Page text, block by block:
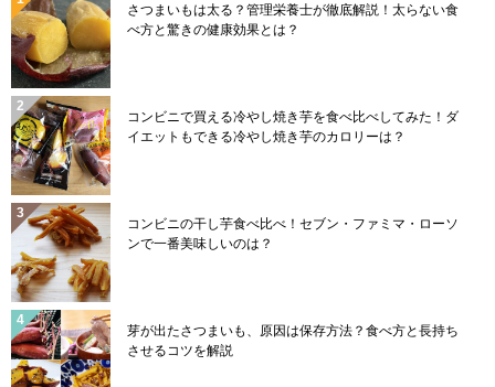
さつまいもは太る？管理栄養士が徹底解説！太らない食
べ方と驚きの健康効果とは？
コンビニで買える冷やし焼き芋を食べ比べしてみた！ダ
イエットもできる冷やし焼き芋のカロリーは？
コンビニの干し芋食べ比べ！セブン・ファミマ・ローソ
ンで一番美味しいのは？
芽が出たさつまいも、原因は保存方法？食べ方と長持ち
させるコツを解説